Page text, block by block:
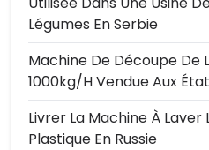
Légumes En Serbie
Machine De Découpe De
1000kg/h Vendue Aux
Livrer La Machine À Laver
Plastique En Russie